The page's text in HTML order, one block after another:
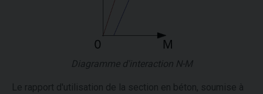
Diagramme d'interaction N-M
Le rapport d'utilisation de la section en béton, soumise à